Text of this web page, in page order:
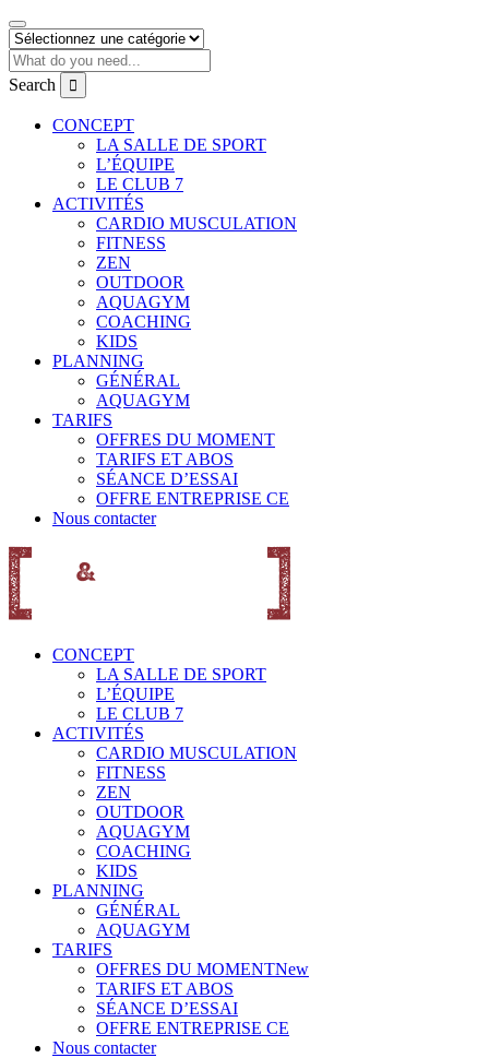
Search
CONCEPT
LA SALLE DE SPORT
L’ÉQUIPE
LE CLUB 7
ACTIVITÉS
CARDIO MUSCULATION
FITNESS
ZEN
OUTDOOR
AQUAGYM
COACHING
KIDS
PLANNING
GÉNÉRAL
AQUAGYM
TARIFS
OFFRES DU MOMENT
TARIFS ET ABOS
SÉANCE D’ESSAI
OFFRE ENTREPRISE CE
Nous contacter
CONCEPT
LA SALLE DE SPORT
L’ÉQUIPE
LE CLUB 7
ACTIVITÉS
CARDIO MUSCULATION
FITNESS
ZEN
OUTDOOR
AQUAGYM
COACHING
KIDS
PLANNING
GÉNÉRAL
AQUAGYM
TARIFS
OFFRES DU MOMENTNew
TARIFS ET ABOS
SÉANCE D’ESSAI
OFFRE ENTREPRISE CE
Nous contacter